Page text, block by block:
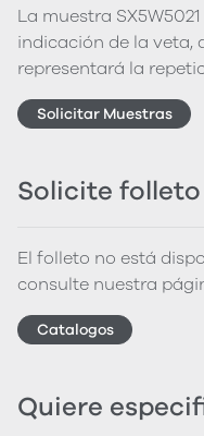
La muestra
indicación de la veta,
representará la
Solicitar Muestras
Solicite folleto
El folleto no está
consulte nuestra
Catalogos
Quiere